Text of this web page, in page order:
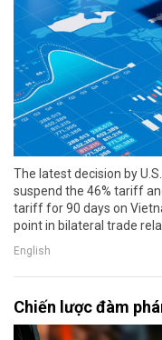
The latest decision by
suspend the 46% tariff
tariff for 90 days on
point in bilateral trade
English
Chiến lược đàm